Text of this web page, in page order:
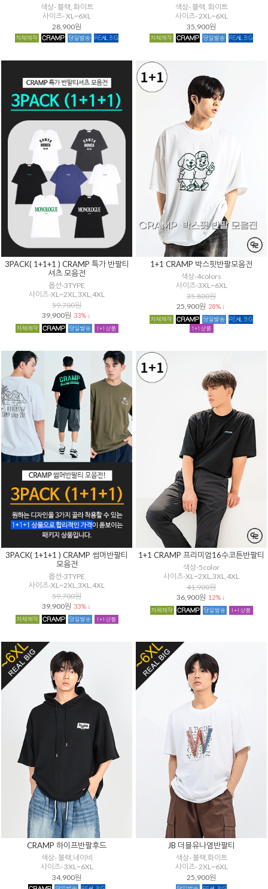
색상- 블랙, 화이트
사이즈- XL~6XL
28,900원
색상- 블랙, 화이트
사이즈- 2XL~6XL
35,900원
3PACK( 1+1+1 ) CRAMP 특가 반팔티
셔츠 모음전
옵션-3TYPE
사이즈-XL~2XL,3XL,4XL
59,700원
39,900원 33% ↓
1+1 CRAMP 박스핏반팔모음전
색상-4colors
사이즈-3XL~6XL
35,800원
25,900원 28% ↓
3PACK( 1+1+1 ) CRAMP 썸머반팔티
모음전
옵션-3TYPE
사이즈-XL~2XL,3XL,4XL
59,700원
39,900원 33% ↓
1+1 CRAMP 프리미엄16수코튼반팔티
색상-5color
사이즈-XL~2XL,3XL,4XL
41,900원
36,900원 12% ↓
CRAMP 하이프반팔후드
색상- 블랙,네이비
사이즈- 3XL~6XL
34,900원
JB 더블유나염반팔티
색상- 블랙,화이트
사이즈- 2XL~6XL
25,900원